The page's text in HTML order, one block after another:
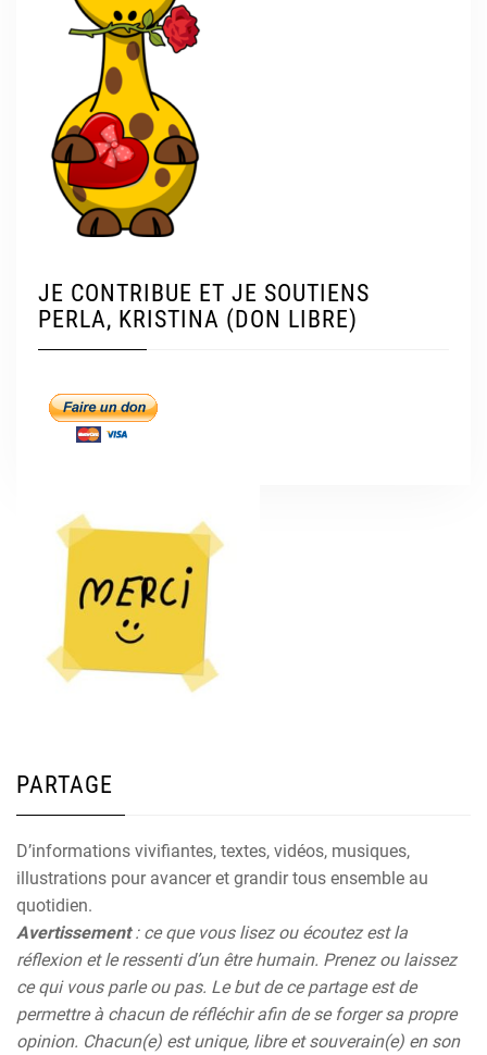
JE CONTRIBUE ET JE SOUTIENS
PERLA, KRISTINA (DON LIBRE)
PARTAGE
D’informations vivifiantes, textes, vidéos, musiques,
illustrations pour avancer et grandir tous ensemble au
quotidien.
Avertissement: ce que vous lisez ou écoutez est la
réflexion et le ressenti d’un être humain. Prenez ou laissez
ce qui vous parle ou pas. Le but de ce partage est de
permettre à chacun de réfléchir afin de se forger sa propre
opinion. Chacun(e) est unique, libre et souverain(e) en son